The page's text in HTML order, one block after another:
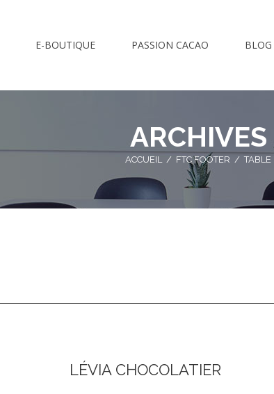
E-BOUTIQUE PASSION CACAO BLOG
ARCHIVES
ACCUEIL / FTC FOOTER / TABLE
LÉVIA CHOCOLATIER